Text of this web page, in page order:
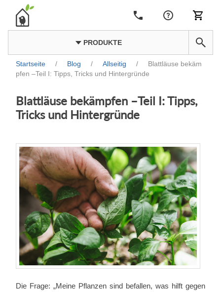
PRODUKTE
Startseite / Blog / Allseitig /
Blattläuse bekäm
pfen –Teil I: Tipps, Tricks und Hintergründe
Blattläuse bekämpfen –Teil I: Tipps,
Tricks und Hintergründe
Die Frage: „Meine Pflanzen sind befallen, was hilft gegen